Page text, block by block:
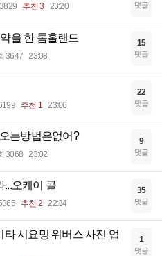
추천 3 23:20 댓글
을 한 톰홀랜드
3647 23:08
15
댓글
추천 1 23:06
22
댓글
는방법은없어?
3068 23:02
9
댓글
...오케이 콜
추천 2 22:34
35
댓글
타 시요밍 위버스 사진 업
1
댓글